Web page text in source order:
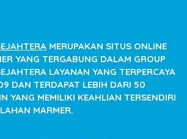
MERUPAKAN SITUS ONLINE
YANG TERGABUNG DALAM GROUP
LAYANAN YANG TERPERCAYA
DAN TERDAPAT LEBIH DARI 50
YANG MEMILIKI KEAHLIAN TERSENDIRI
MARMER.